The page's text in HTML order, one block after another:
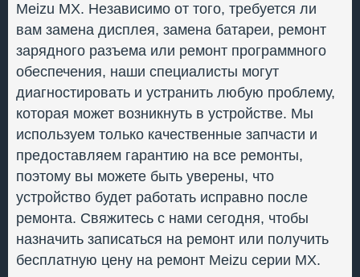
Meizu MX. Независимо от того, требуется ли
вам замена дисплея, замена батареи, ремонт
зарядного разъема или ремонт программного
обеспечения, наши специалисты могут
диагностировать и устранить любую проблему,
которая может возникнуть в устройстве. Мы
используем только качественные запчасти и
предоставляем гарантию на все ремонты,
поэтому вы можете быть уверены, что
устройство будет работать исправно после
ремонта. Свяжитесь с нами сегодня, чтобы
назначить записаться на ремонт или получить
бесплатную цену на ремонт Meizu серии MX.